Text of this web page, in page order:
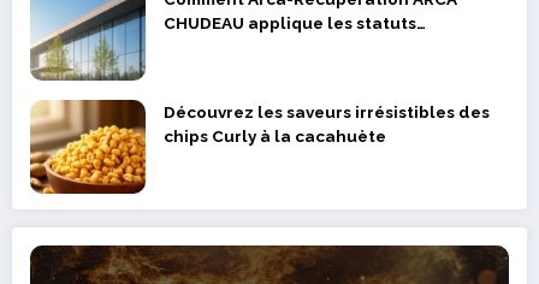
CHUDEAU applique les statuts
Découvrez les saveurs irrésistibles des
chips Curly à la cacahuète